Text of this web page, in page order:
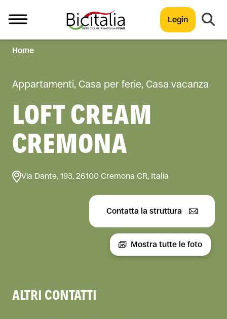
Login
TUTTO
Home
Appartamenti, Casa per ferie, Casa vacanza
LOFT CREAM
CREMONA
Via Dante, 193, 26100 Cremona CR, Italia
Contatta la struttura
Mostra tutte le foto
ALTRI CONTATTI